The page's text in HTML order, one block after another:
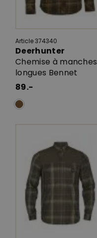
Article 374340
Deerhunter
Chemise à manches
longues Bennet
89.-